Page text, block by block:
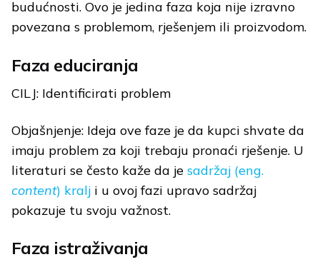
budućnosti. Ovo je jedina faza koja nije izravno
povezana s problemom, rješenjem ili proizvodom.
Faza educiranja
CILJ: Identificirati problem
Objašnjenje: Ideja ove faze je da kupci shvate da
imaju problem za koji trebaju pronaći rješenje. U
literaturi se često kaže da je sadržaj (eng.
content) kralj i u ovoj fazi upravo sadržaj
pokazuje tu svoju važnost.
Faza istraživanja